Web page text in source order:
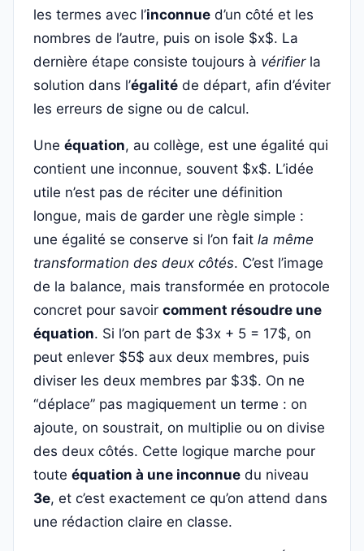
les termes avec l’inconnue d’un côté et les
nombres de l’autre, puis on isole $x$. La
dernière étape consiste toujours à vérifierla
solution dans l’égalité de départ, afin d’éviter
les erreurs de signe ou de calcul.
Une équation, au collège, est une égalité qui
contient une inconnue, souvent $x$. L’idée
utile n’est pas de réciter une définition
longue, mais de garder une règle simple :
une égalité se conserve si l’on fait la même
transformation des deux côtés. C’est l’image
de la balance, mais transformée en protocole
concret pour savoir comment résoudre une
équation. Si l’on part de $3x + 5 = 17$, on
peut enlever $5$ aux deux membres, puis
diviser les deux membres par $3$. On ne
“déplace” pas magiquement un terme : on
ajoute, on soustrait, on multiplie ou on divise
des deux côtés. Cette logique marche pour
toute équation à une inconnue du niveau
3e, et c’est exactement ce qu’on attend dans
une rédaction claire en classe.